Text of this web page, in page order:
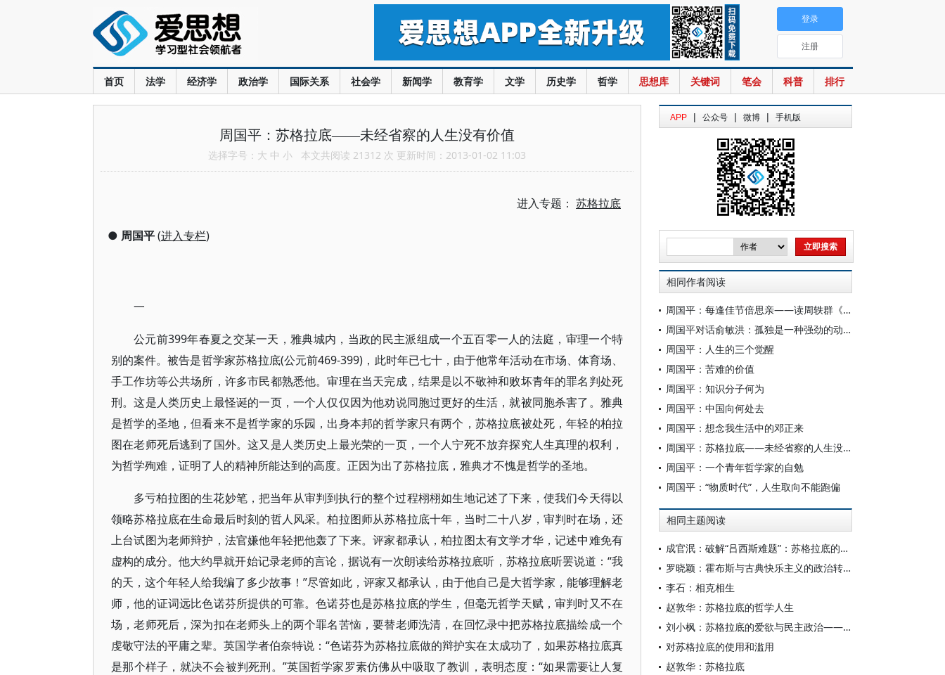
首页 法学 经济学 政治学 国际关系 社会学 新闻学 教育学 文学 历史学 哲学 思想库 关键词 笔会 科普 排行
登录
注册
周国平：苏格拉底——未经省察的人生没有价值
选择字号： 大 中 小 本文共阅读 21312 次 更新时间：2013-01-02 11:03
进入专题： 苏格拉底
● 周国平(进入专栏)
一
公元前399年春夏之交某一天，雅典城内，当政的民主派组成一个五百零一人的法庭，审理一个特
别的案件。被告是哲学家苏格拉底(公元前469-399)，此时年已七十，由于他常年活动在市场、体育场、
手工作坊等公共场所，许多市民都熟悉他。审理在当天完成，结果是以不敬神和败坏青年的罪名判处死
刑。这是人类历史上最怪诞的一页，一个人仅仅因为他劝说同胞过更好的生活，就被同胞杀害了。雅典
是哲学的圣地，但看来不是哲学家的乐园，出身本邦的哲学家只有两个，苏格拉底被处死，年轻的柏拉
图在老师死后逃到了国外。这又是人类历史上最光荣的一页，一个人宁死不放弃探究人生真理的权利，
为哲学殉难，证明了人的精神所能达到的高度。正因为出了苏格拉底，雅典才不愧是哲学的圣地。
多亏柏拉图的生花妙笔，把当年从审判到执行的整个过程栩栩如生地记述了下来，使我们今天得以
领略苏格拉底在生命最后时刻的哲人风采。柏拉图师从苏格拉底十年，当时二十八岁，审判时在场，还
上台试图为老师辩护，法官嫌他年轻把他轰了下来。评家都承认，柏拉图太有文学才华，记述中难免有
虚构的成分。他大约早就开始记录老师的言论，据说有一次朗读给苏格拉底听，苏格拉底听罢说道：“我
的天，这个年轻人给我编了多少故事！”尽管如此，评家又都承认，由于他自己是大哲学家，能够理解老
师，他的证词远比色诺芬所提供的可靠。色诺芬也是苏格拉底的学生，但毫无哲学天赋，审判时又不在
场，老师死后，深为扣在老师头上的两个罪名苦恼，要替老师洗清，在回忆录中把苏格拉底描绘成一个
虔敬守法的平庸之辈。英国学者伯奈特说：“色诺芬为苏格拉底做的辩护实在太成功了，如果苏格拉底真
是那个样子，就决不会被判死刑。”英国哲学家罗素仿佛从中吸取了教训，表明态度：“如果需要让人复
APP | 公众号 | 微博 | 手机版
相同作者阅读
周国平：每逢佳节倍思亲——读周轶群《吴宓的精神世界》
周国平对话俞敏洪：孤独是一种强劲的动力
周国平：人生的三个觉醒
周国平：苦难的价值
周国平：知识分子何为
周国平：中国向何处去
周国平：想念我生活中的邓正来
周国平：苏格拉底——未经省察的人生没有价值
周国平：一个青年哲学家的自勉
周国平：“物质时代”，人生取向不能跑偏
相同主题阅读
成官泯：破解“吕西斯难题”：苏格拉底的友爱证成及启示
罗晓颖：霍布斯与古典快乐主义的政治转化
李石：相克相生
赵敦华：苏格拉底的哲学人生
刘小枫：苏格拉底的爱欲与民主政治——关于柏拉图的“爱欲四书”
对苏格拉底的使用和滥用
赵敦华：苏格拉底